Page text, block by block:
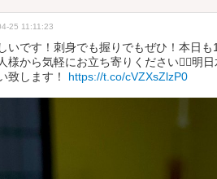
25 11:11:23
いです！刺身でも握りでもぜひ！本日
様から気軽にお立ち寄りください🙇‍♂️明
致します！ https://t.co/cVZXsZlzP0